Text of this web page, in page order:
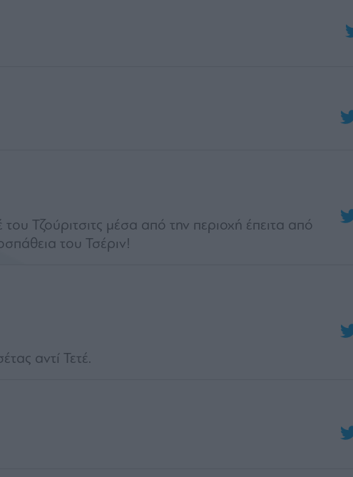
αντί Τετέ.
Τζούριτσιτς μέσα από την περιοχή έπειτα από
του Τσέριν!